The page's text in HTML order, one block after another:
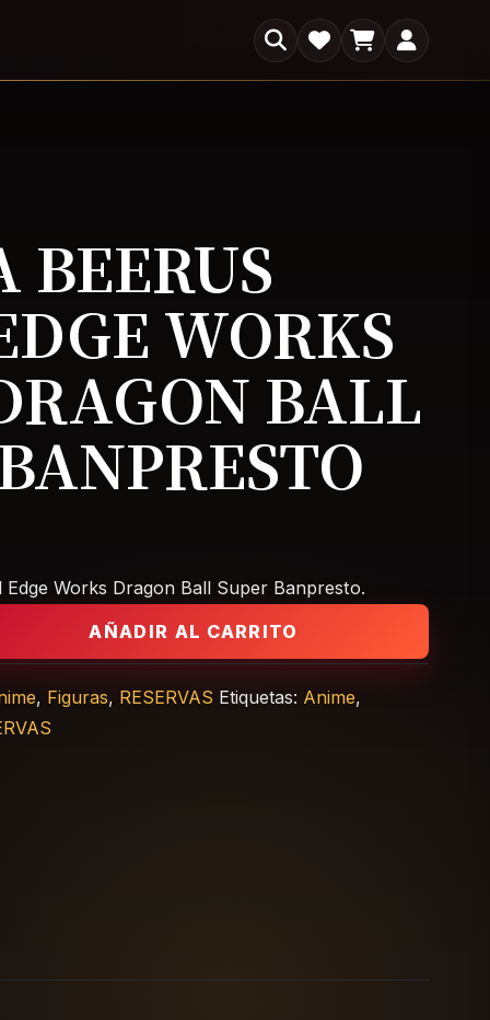
BEERUS
WORKS
BALL
Works Dragon Ball Super Banpresto.
20 cm Dragon Ball Super Banpresto cantidad
AÑADIR AL CARRITO
, Figuras, RESERVAS Etiquetas: Anime,